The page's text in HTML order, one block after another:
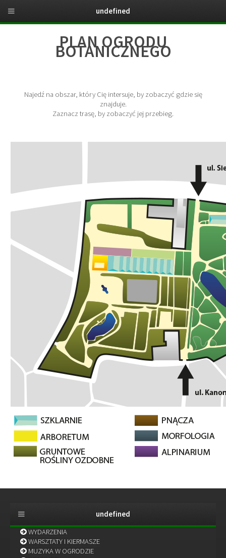
PLAN OGRODU
BOTANICZNEGO
Najedź na obszar, który Cię intersuje, by zobaczyć gdzie się
znajduje.
Zaznacz trasę, by zobaczyć jej przebieg.
undefined